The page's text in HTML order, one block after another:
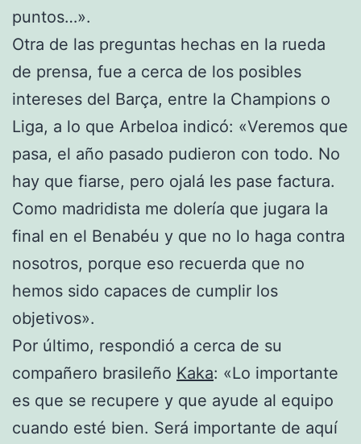
puntos…».
Otra de las preguntas hechas en la rueda
de prensa, fue a cerca de los posibles
intereses del Barça, entre la Champions o
Liga, a lo que Arbeloa indicó: «Veremos que
pasa, el año pasado pudieron con todo. No
hay que fiarse, pero ojalá les pase factura.
Como madridista me dolería que jugara la
final en el Benabéu y que no lo haga contra
nosotros, porque eso recuerda que no
hemos sido capaces de cumplir los
objetivos».
Por último, respondió a cerca de su
compañero brasileño Kaka: «Lo importante
es que se recupere y que ayude al equipo
cuando esté bien. Será importante de aquí